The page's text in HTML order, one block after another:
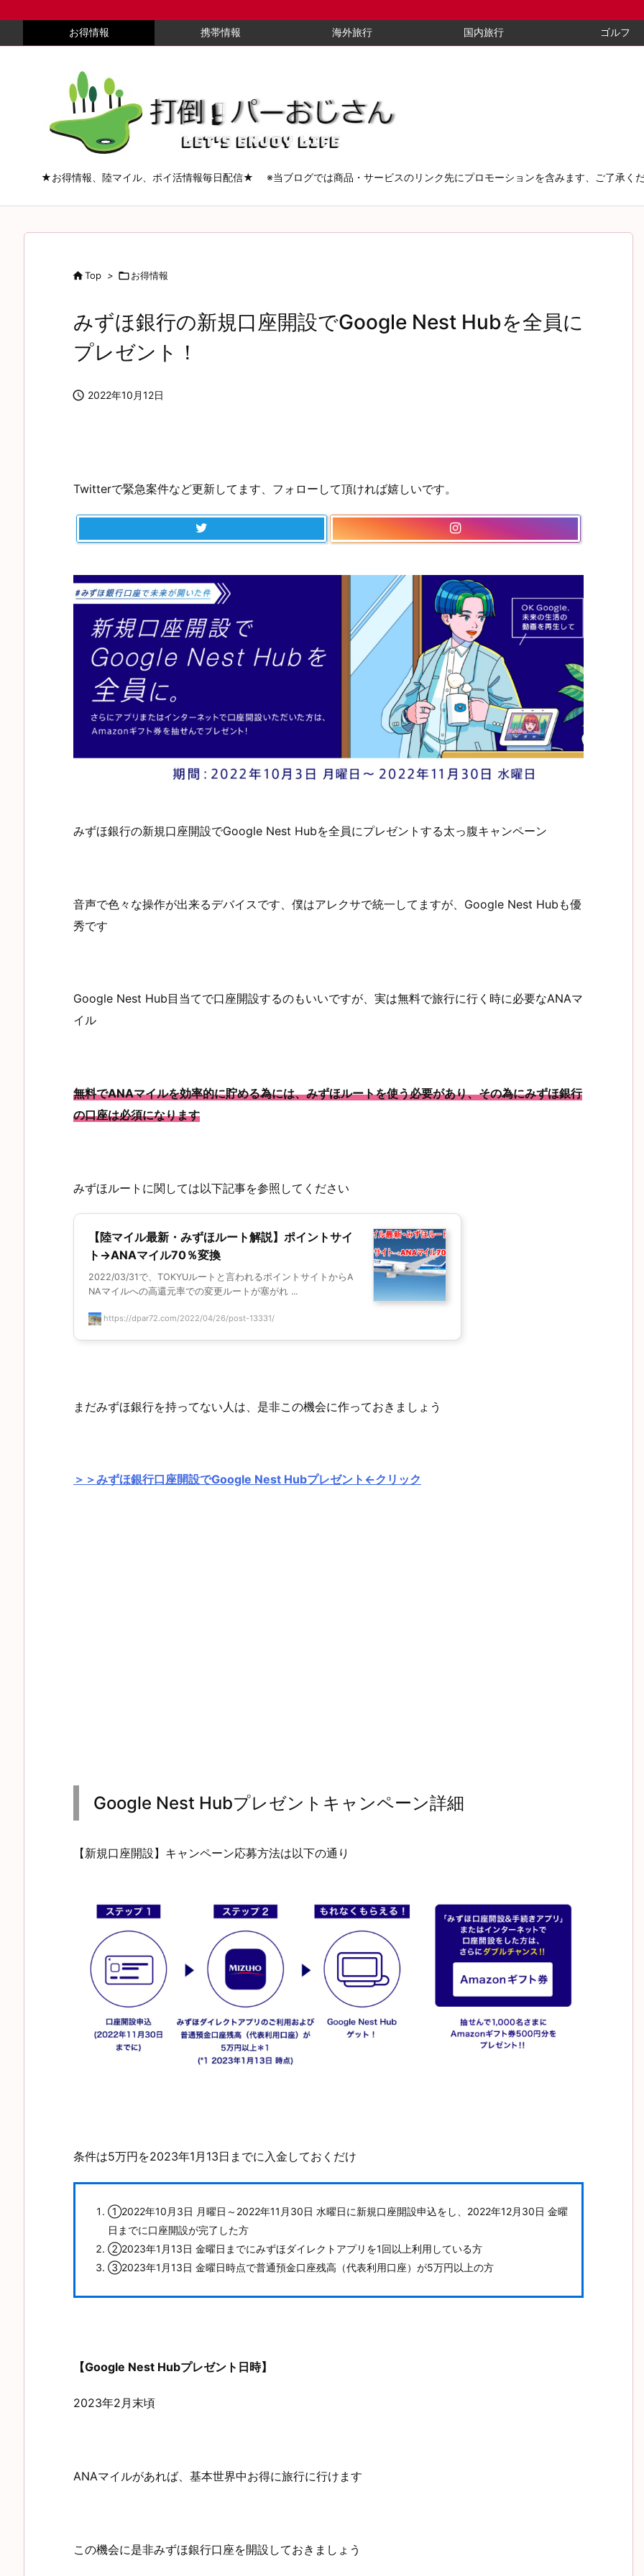
お得情報 携帯情報 海外旅行 国内旅行 ゴルフ
★お得情報、陸マイル、ポイ活情報毎日配信★ ※当ブログでは商品・サービスのリンク先にプロモーションを含みます、ご了承く
Top > お得情報
みずほ銀行の新規口座開設でGoogle Nest Hubを全員に
プレゼント！
 2022年10月12日
Twitterで緊急案件など更新してます、フォローして頂ければ嬉しいです。
みずほ銀行の新規口座開設でGoogle Nest Hubを全員にプレゼントする太っ腹キャンペーン
音声で色々な操作が出来るデバイスです、僕はアレクサで統一してますが、Google Nest Hubも優
秀です
Google Nest Hub目当てで口座開設するのもいいですが、実は無料で旅行に行く時に必要なANAマ
イル
無料でANAマイルを効率的に貯める為には、みずほルートを使う必要があり、その為にみずほ銀行
の口座は必須になります
みずほルートに関しては以下記事を参照してください
【陸マイル最新・みずほルート解説】ポイントサイ
ト→ANAマイル70％変換
2022/03/31で、TOKYUルートと言われるポイントサイトからA
NAマイルへの高還元率での変更ルートが塞がれ ...
https://dpar72.com/2022/04/26/post-13331/
まだみずほ銀行を持ってない人は、是非この機会に作っておきましょう
＞＞みずほ銀行口座開設でGoogle Nest Hubプレゼント←クリック
Google Nest Hubプレゼントキャンペーン詳細
【新規口座開設】キャンペーン応募方法は以下の通り
条件は5万円を2023年1月13日までに入金しておくだけ
①2022年10月3日 月曜日～2022年11月30日 水曜日に新規口座開設申込をし、2022年12月30日 金曜
日までに口座開設が完了した方
②2023年1月13日 金曜日までにみずほダイレクトアプリを1回以上利用している方
③2023年1月13日 金曜日時点で普通預金口座残高（代表利用口座）が5万円以上の方
【Google Nest Hubプレゼント日時】
2023年2月末頃
ANAマイルがあれば、基本世界中お得に旅行に行けます
この機会に是非みずほ銀行口座を開設しておきましょう